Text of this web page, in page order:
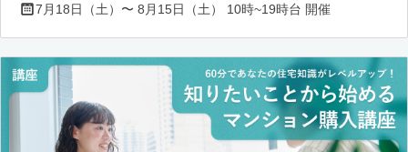
7月18日（土）〜 8月15日（土） 10時~19時台 開催